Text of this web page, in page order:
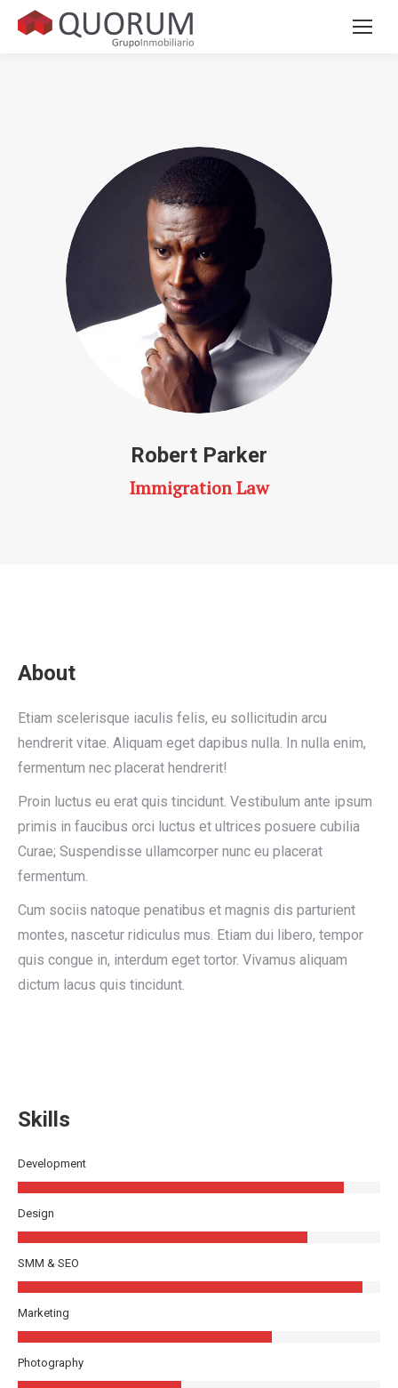
Robert Parker
Immigration Law
About
Etiam scelerisque iaculis felis, eu sollicitudin arcu
hendrerit vitae. Aliquam eget dapibus nulla. In nulla enim,
fermentum nec placerat hendrerit!
Proin luctus eu erat quis tincidunt. Vestibulum ante ipsum
primis in faucibus orci luctus et ultrices posuere cubilia
Curae; Suspendisse ullamcorper nunc eu placerat
fermentum.
Cum sociis natoque penatibus et magnis dis parturient
montes, nascetur ridiculus mus. Etiam dui libero, tempor
quis congue in, interdum eget tortor. Vivamus aliquam
dictum lacus quis tincidunt.
Skills
Development
Design
SMM & SEO
Marketing
Photography